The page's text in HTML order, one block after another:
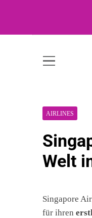
AIRLINES
Welt
Singapore
für ihren